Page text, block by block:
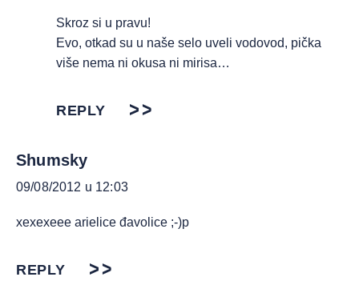
Skroz si u pravu!
Evo, otkad su u naše selo uveli vodovod, pička
više nema ni okusa ni mirisa…
REPLY
Shumsky
09/08/2012 u 12:03
xexexeee arielice đavolice ;-)p
REPLY